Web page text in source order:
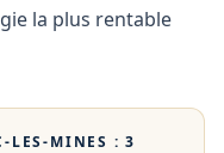
la plus rentable
LES-MINES : 3